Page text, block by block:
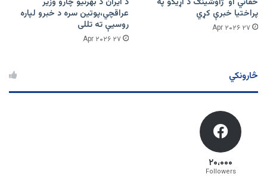
پراختیا خبرې کړي
۲۷ Apr ۲۰۲۶
عراقچي،پوتین سره د خبرو لپاره
روسیې ته تللی
۲۷ Apr ۲۰۲۶
څارونکي
۲۰،۰۰۰
Followers